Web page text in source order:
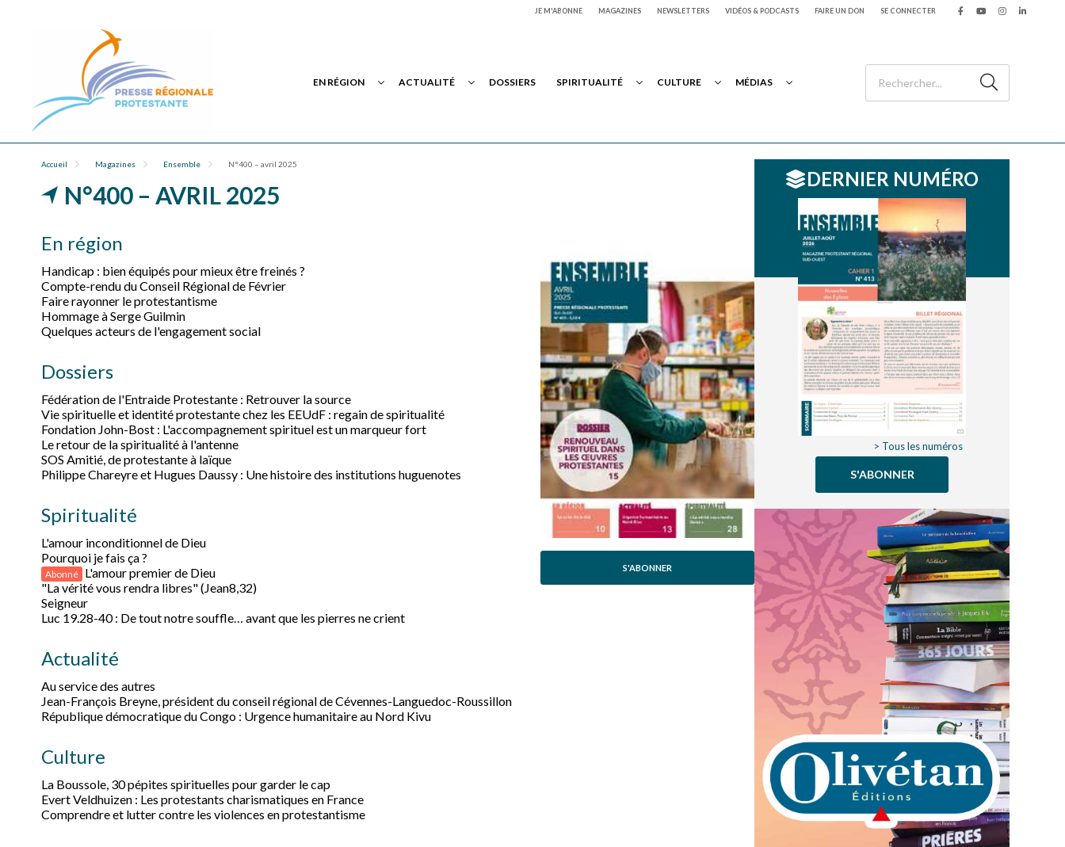
JE M'ABONNE MAGAZINES NEWSLETTERS VIDÉOS & PODCASTS FAIRE UN DON SE CONNECTER
EN RÉGION ACTUALITÉ DOSSIERS SPIRITUALITÉ CULTURE MÉDIAS
Accueil Magazines Ensemble N°400 – avril 2025
N°400 – AVRIL 2025
En région
Handicap : bien équipés pour mieux être freinés ?
Compte-rendu du Conseil Régional de Février
Faire rayonner le protestantisme
Hommage à Serge Guilmin
Quelques acteurs de l'engagement social
Dossiers
Fédération de l'Entraide Protestante : Retrouver la source
Vie spirituelle et identité protestante chez les EEUdF : regain de spiritualité
Fondation John-Bost : L'accompagnement spirituel est un marqueur fort
Le retour de la spiritualité à l'antenne
SOS Amitié, de protestante à laïque
Philippe Chareyre et Hugues Daussy : Une histoire des institutions huguenotes
Spiritualité
L'amour inconditionnel de Dieu
Pourquoi je fais ça ?
Abonné L'amour premier de Dieu
"La vérité vous rendra libres" (Jean8,32)
Seigneur
Luc 19.28-40 : De tout notre souffle… avant que les pierres ne crient
Actualité
Au service des autres
Jean-François Breyne, président du conseil régional de Cévennes-Languedoc-Roussillon
République démocratique du Congo : Urgence humanitaire au Nord Kivu
Culture
La Boussole, 30 pépites spirituelles pour garder le cap
Evert Veldhuizen : Les protestants charismatiques en France
Comprendre et lutter contre les violences en protestantisme
S'ABONNER
DERNIER NUMÉRO
> Tous les numéros
S'ABONNER